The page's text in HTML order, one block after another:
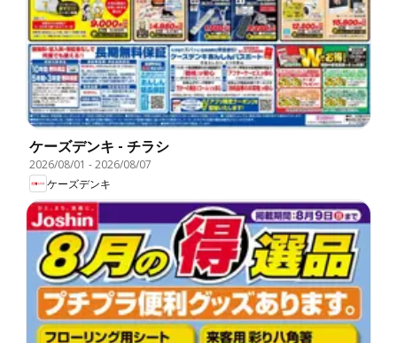
ケーズデンキ - チラシ
2026/08/01 -2026/08/07
ケーズデンキ